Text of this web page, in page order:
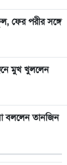
ফের পরীর সঙ্গে
মুখ খুললেন
বললেন তানজিন